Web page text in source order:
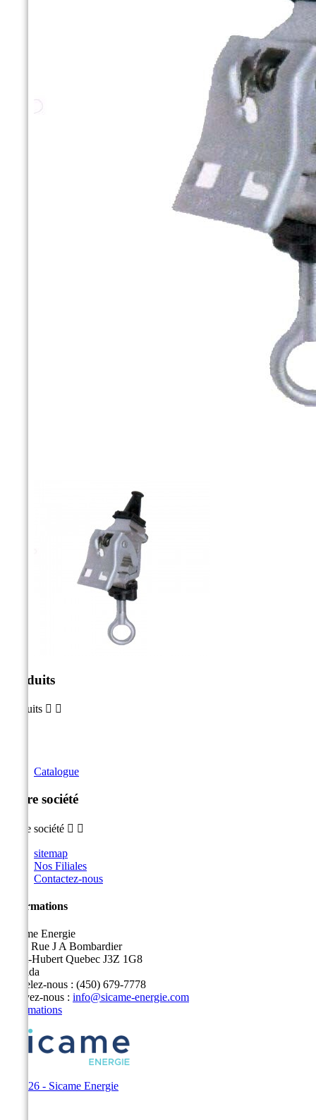
Produits
Produits  
Catalogue
Notre société
Notre société  
sitemap
Nos Filiales
Contactez-nous
Informations
Sicame Energie
5400 Rue J A Bombardier
Saint-Hubert Quebec J3Z 1G8
Canada
Appelez-nous : (450) 679-7778
Écrivez-nous : info@sicame-energie.com
Informations
© 2026 - Sicame Energie